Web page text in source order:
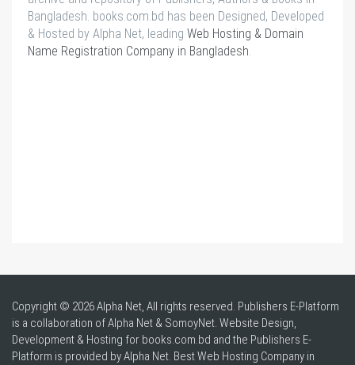
Bangladesh. books.com.bd has been Designed, Developed
& Hosted by Alpha Net, leading Web Hosting & Domain
Name Registration Company in Bangladesh
Copyright © 2026 Alpha Net, All rights reserved. Publishers E-Platform
is a collaboration of Alpha Net & SomoyNet. Website Design,
Development & Hosting for books.com.bd and the Publishers E-
Platform is provided by Alpha Net. BestWeb Hosting Company in